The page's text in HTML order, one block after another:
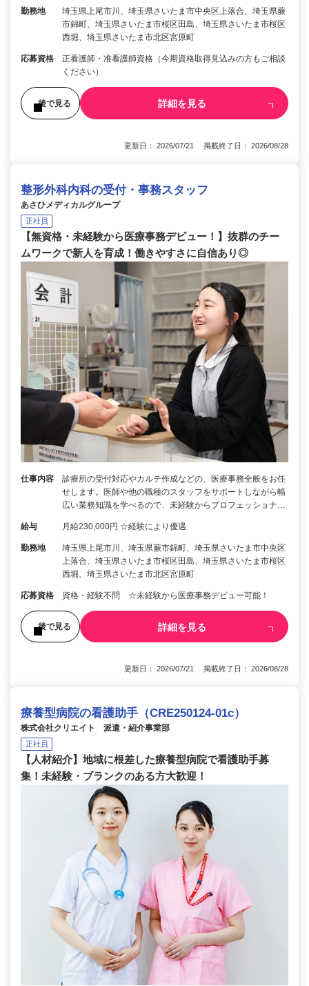
勤務地
埼玉県上尾市川、埼玉県さいたま市中央区上落合、埼玉県蕨
市錦町、埼玉県さいたま市桜区田島、埼玉県さいたま市桜区
西堀、埼玉県さいたま市北区宮原町
応募資格
正看護師・准看護師資格（今期資格取得見込みの方もご相談
ください）
後で見る 詳細を見る
更新日： 2026/07/21 掲載終了日： 2026/08/28
整形外科内科の受付・事務スタッフ
あさひメディカルグループ
正社員
【無資格・未経験から医療事務デビュー！】抜群のチー
ムワークで新人を育成！働きやすさに自信あり◎
仕事内容
診療所の受付対応やカルテ作成などの、医療事務全般をお任
せします。医師や他の職種のスタッフをサポートしながら幅
広い業務知識を学べるので、未経験からプロフェッショナ…
給与 月給230,000円 ☆経験により優遇
勤務地
埼玉県上尾市川、埼玉県蕨市錦町、埼玉県さいたま市中央区
上落合、埼玉県さいたま市桜区田島、埼玉県さいたま市桜区
西堀、埼玉県さいたま市北区宮原町
応募資格 資格・経験不問 ☆未経験から医療事務デビュー可能！
後で見る 詳細を見る
更新日： 2026/07/21 掲載終了日： 2026/08/28
療養型病院の看護助手（CRE250124-01c）
株式会社クリエイト 派遣・紹介事業部
正社員
【人材紹介】地域に根差した療養型病院で看護助手募
集！未経験・ブランクのある方大歓迎！